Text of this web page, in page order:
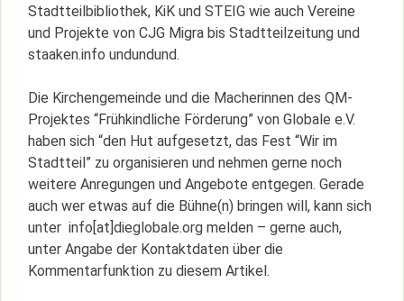
Stadtteilbibliothek, KiK und STEIG wie auch Vereine
und Projekte von CJG Migra bis Stadtteilzeitung und
staaken.info undundund.
Die Kirchengemeinde und die Macherinnen des QM-
Projektes “Frühkindliche Förderung” von Globale e.V.
haben sich “den Hut aufgesetzt, das Fest “Wir im
Stadtteil” zu organisieren und nehmen gerne noch
weitere Anregungen und Angebote entgegen. Gerade
auch wer etwas auf die Bühne(n) bringen will, kann sich
unter info[at]dieglobale.org melden – gerne auch,
unter Angabe der Kontaktdaten über die
Kommentarfunktion zu diesem Artikel.